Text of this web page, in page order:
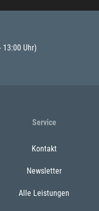
13:00 Uhr)
Service
Kontakt
Newsletter
Alle Leistungen